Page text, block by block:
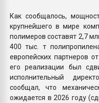
Как сообщалось,
крупнейшего в мире
полимеров составят 2,7
400 тыс. т
европейских партнеров
его реализации был
исполнительный
сообщал, что
ожидается в 2026 году